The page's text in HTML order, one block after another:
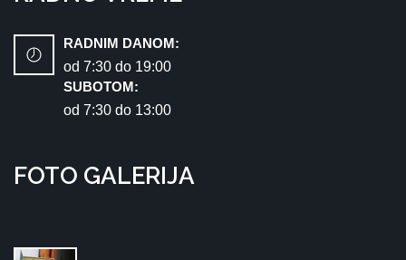
RADNIM DANOM:
od 7:30 dо 19:00
SUBOTOM:
od 7:30 dо 13:00
FOTO GALERIJA